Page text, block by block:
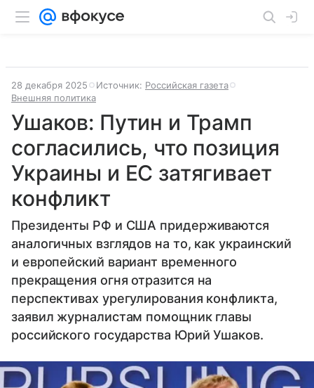
28 декабря 2025 Источник: Российская газета
Внешняя политика
Ушаков: Путин и Трамп
согласились, что позиция
Украины и ЕС затягивает
конфликт
Президенты РФ и США придерживаются
аналогичных взглядов на то, как украинский
и европейский вариант временного
прекращения огня отразится на
перспективах урегулирования конфликта,
заявил журналистам помощник главы
российского государства Юрий Ушаков.